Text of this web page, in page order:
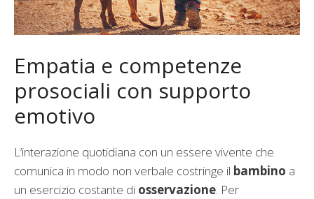
Empatia e competenze
prosociali con supporto
emotivo
L’interazione quotidiana con un essere vivente che
comunica in modo non verbale costringe il bambino a
un esercizio costante di osservazione. Per